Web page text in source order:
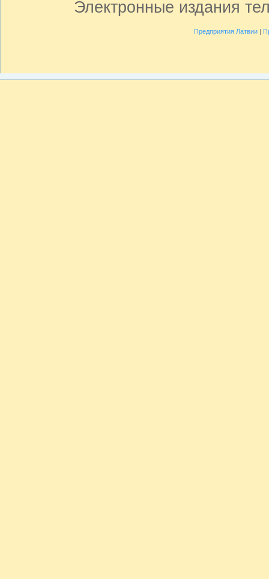
Электронные издания
Предприятия Латвии|